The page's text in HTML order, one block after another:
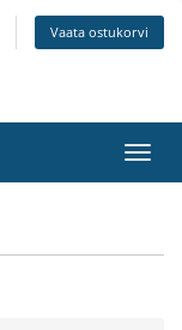
Vaata ostukorvi